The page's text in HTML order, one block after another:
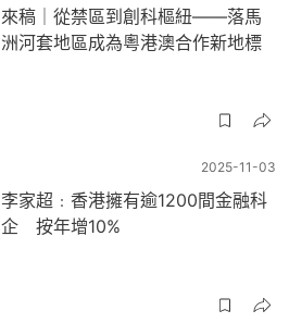
來稿｜從禁區到創科樞紐——落馬
洲河套地區成為粵港澳合作新地標
2025-11-03
李家超﹕香港擁有逾1200間金融科
企 按年增10%